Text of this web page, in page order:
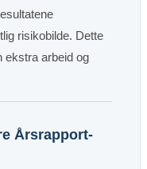
risikobilde. Dette
ekstra arbeid og
Årsrapport-